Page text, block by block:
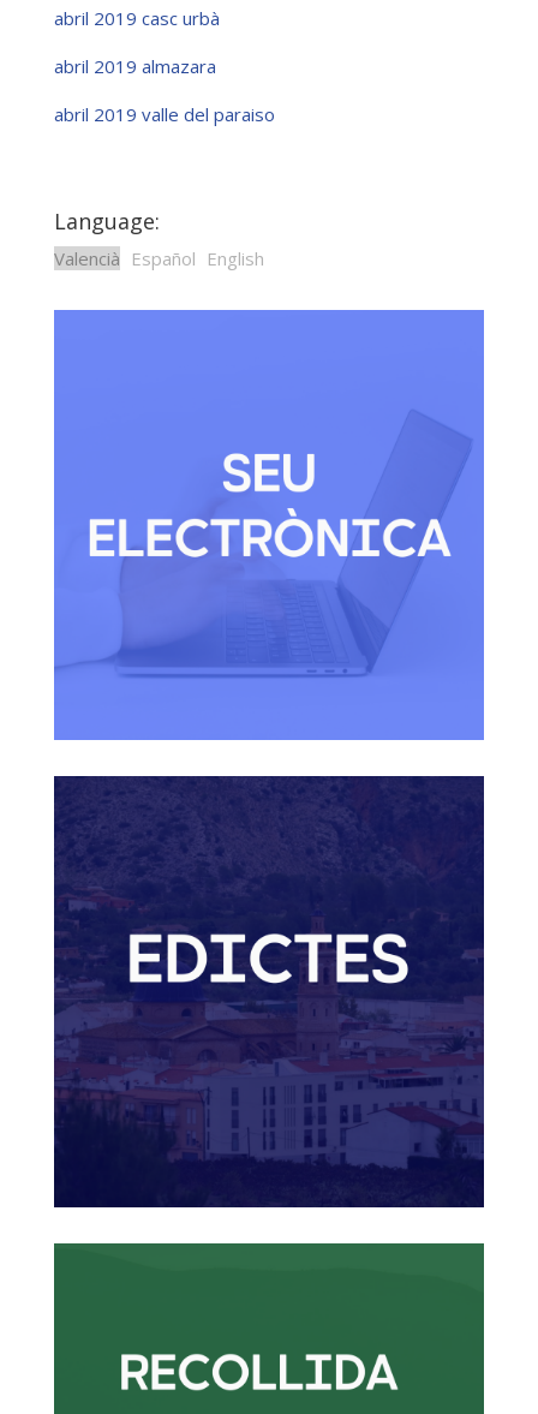
abril 2019 casc urbà
abril 2019 almazara
abril 2019 valle del paraiso
Language:
Valencià Español English